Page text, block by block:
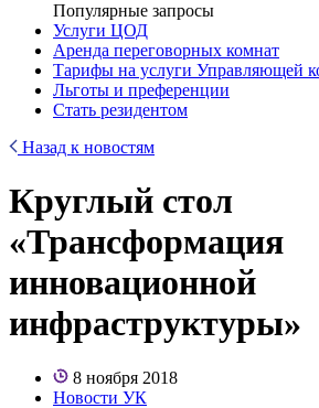
Популярные запросы
Услуги ЦОД
Аренда переговорных комнат
Тарифы на услуги Управляющей
Льготы и преференции
Стать резидентом
Назад к новостям
Круглый стол
«Трансформация
инновационной
инфраструктуры»
8 ноября 2018
Новости УК